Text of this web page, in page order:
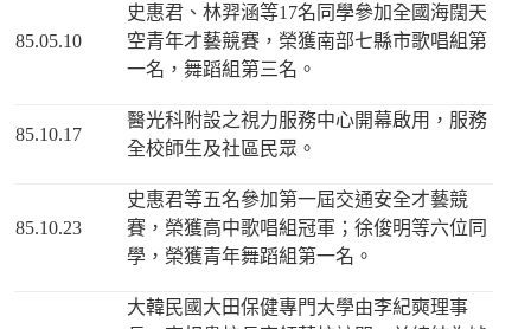
85.05.10
史惠君、林羿涵等17名同學參加全國海闊天
空青年才藝競賽，榮獲南部七縣市歌唱組第
一名，舞蹈組第三名。
85.10.17
醫光科附設之視力服務中心開幕啟用，服務
全校師生及社區民眾。
85.10.23
史惠君等五名參加第一屆交通安全才藝競
賽，榮獲高中歌唱組冠軍；徐俊明等六位同
學，榮獲青年舞蹈組第一名。
大韓民國大田保健專門大學由李紀奭理事